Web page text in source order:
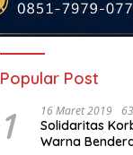
Popular Post
1 16 Maret 2019
Solidaritas
Warna